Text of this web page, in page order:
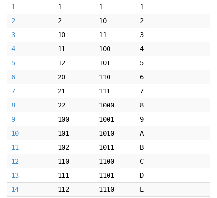
1
1 1
1
2
2 10
2
3
10 11
3
4
11 100
4
5
12 101
5
6
20 110
6
7
21 111
7
8
22 1000
8
9
100 1001
9
10
101 1010
A
11
102 1011
B
12
110 1100
C
13
111 1101
D
14
112 1110
E